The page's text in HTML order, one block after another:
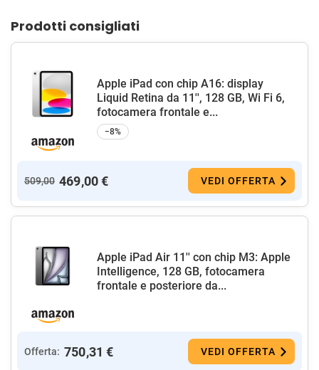
Prodotti consigliati
Apple iPad con chip A16: display
Liquid Retina da 11'', 128 GB, Wi Fi 6,
fotocamera frontale e...
−8%
509,00 469,00 € VEDI OFFERTA
Apple iPad Air 11'' con chip M3: Apple
Intelligence, 128 GB, fotocamera
frontale e posteriore da...
Offerta: 750,31 € VEDI OFFERTA